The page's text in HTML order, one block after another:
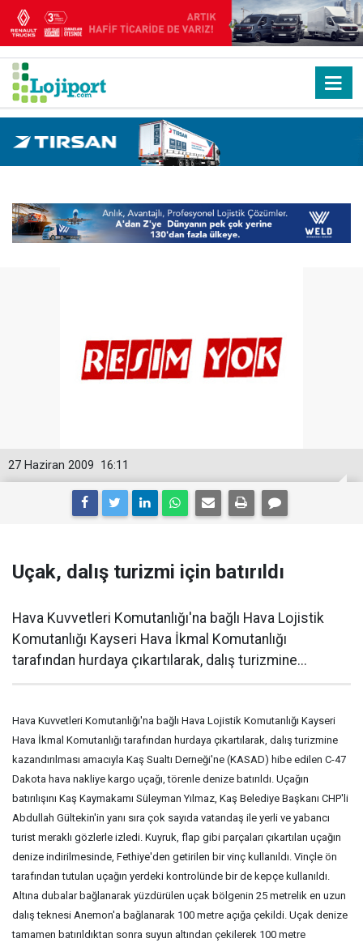
16:11
27 Haziran 2009
Uçak, dalış turizmi için batırıldı
Hava Kuvvetleri Komutanlığı'na bağlı Hava Lojistik
Komutanlığı Kayseri Hava İkmal Komutanlığı
tarafından hurdaya çıkartılarak, dalış turizmine...
Hava Kuvvetleri Komutanlığı'na bağlı Hava Lojistik Komutanlığı Kayseri
Hava İkmal Komutanlığı tarafından hurdaya çıkartılarak, dalış turizmine
kazandırılması amacıyla Kaş Sualtı Derneği'ne (KASAD) hibe edilen C-47
Dakota hava nakliye kargo uçağı, törenle denize batırıldı. Uçağın
batırılışını Kaş Kaymakamı Süleyman Yılmaz, Kaş Belediye Başkanı CHP'li
Abdullah Gültekin'in yanı sıra çok sayıda vatandaş ile yerli ve yabancı
turist meraklı gözlerle izledi. Kuyruk, flap gibi parçaları çıkartılan uçağın
denize indirilmesinde, Fethiye'den getirilen bir vinç kullanıldı. Vinçle ön
tarafından tutulan uçağın yerdeki kontrolünde bir de kepçe kullanıldı.
Altına dubalar bağlanarak yüzdürülen uçak bölgenin 25 metrelik en uzun
dalış teknesi Anemon'a bağlanarak 100 metre açığa çekildi. Uçak denize
tamamen batırıldıktan sonra suyun altından çekilerek 100 metre